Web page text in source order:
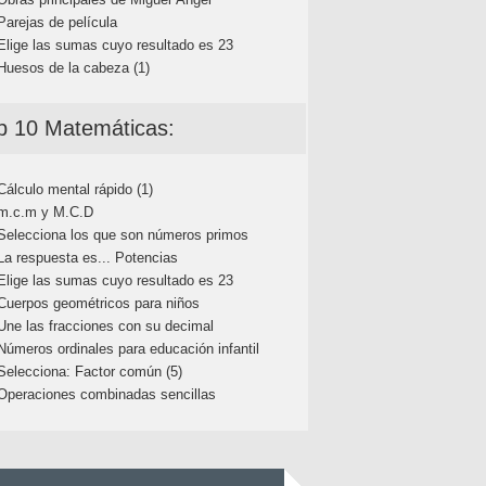
de película
las sumas cuyo resultado es 23
de la cabeza (1)
10 Matemáticas:
mental rápido (1)
y M.C.D
los que son números primos
respuesta es... Potencias
las sumas cuyo resultado es 23
geométricos para niños
las fracciones con su decimal
ordinales para educación infantil
Factor común (5)
combinadas sencillas